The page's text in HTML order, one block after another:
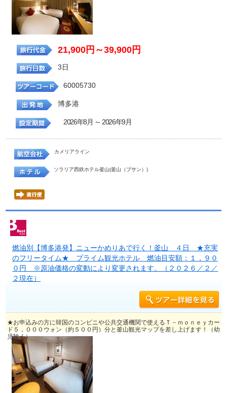
21,900円～39,900円
3日
60005730
博多港
2026年8月 ～ 2026年9月
カメリアライン
ソラリア西鉄ホテル釜山(釜山（プサン）)
燃油別【博多港発】ニューかめりあで行く！釜山 ４日 ★充実
のフリータイム★ プライム観光ホテル 燃油目安額：１，９０
０円 ※原油価格の変動により変更されます。（２０２６／２／
２現在）
★お申込みの方に韓国のコンビニや公共交通機関で使えるＴ－ｍｏｎｅｙカー
ド５，０００ウォン（約５００円）分と釜山観光マップを差し上げます！（幼
児除く）